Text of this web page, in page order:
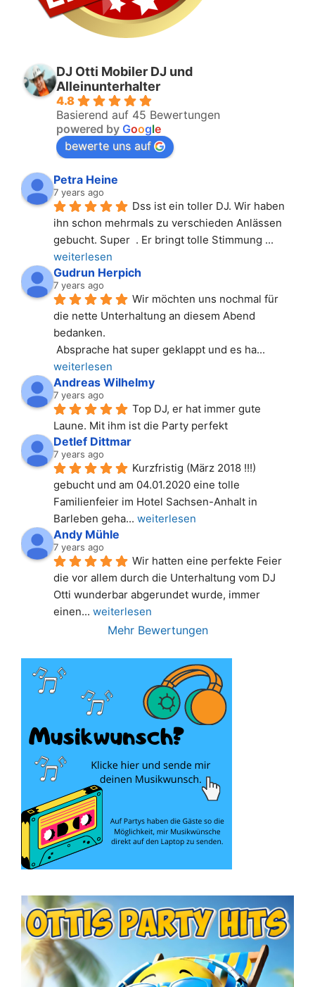
DJ Otti Mobiler DJ und
Alleinunterhalter
4.8
Basierend auf 45 Bewertungen
powered by Google
bewerte uns auf
Petra Heine
7 years ago
Dss ist ein toller DJ. Wir haben
ihn schon mehrmals zu verschieden Anlässen
gebucht. Super  . Er bringt tolle Stimmung
weiterlesen
Gudrun Herpich
7 years ago
Wir möchten uns nochmal für
die nette Unterhaltung an diesem Abend
bedanken.
Absprache hat super geklappt und es ha
weiterlesen
Andreas Wilhelmy
7 years ago
Top DJ, er hat immer gute
Laune. Mit ihm ist die Party perfekt
Detlef Dittmar
7 years ago
Kurzfristig (März 2018 !!!)
gebucht und am 04.01.2020 eine tolle
Familienfeier im Hotel Sachsen-Anhalt in
Barleben geha... weiterlesen
Andy Mühle
7 years ago
Wir hatten eine perfekte Feier
die vor allem durch die Unterhaltung vom DJ
Otti wunderbar abgerundet wurde, immer
einen... weiterlesen
Mehr Bewertungen